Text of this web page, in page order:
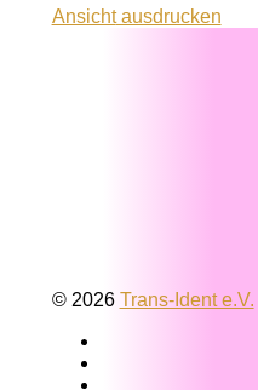
Ansichtausdrucken
© 2026 Trans-Ident e.V.